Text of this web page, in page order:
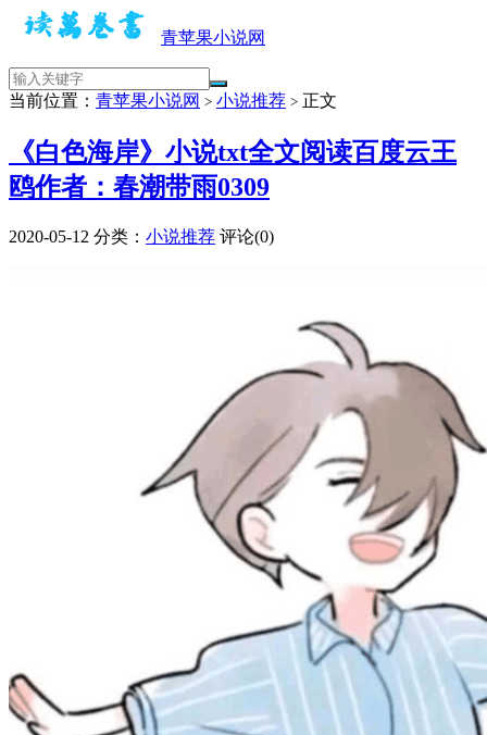
青苹果小说网
当前位置： 青苹果小说网 > 小说推荐 > 正文
《白色海岸》小说txt全文阅读百度云王
鸥作者：春潮带雨0309
2020-05-12 分类： 小说推荐 评论(0)